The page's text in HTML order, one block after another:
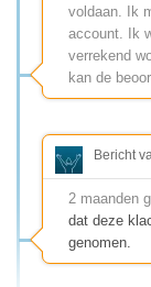
voldaan. Ik
account. Ik
verrekend
kan de
Bericht
2 maanden
dat deze
genomen.